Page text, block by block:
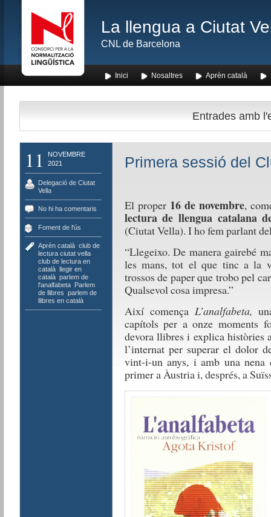
La llengua a Ciutat
CNL de Barcelona
Inici Nosaltres Aprèn català
Entrades amb
11
NOVEMBRE
2021
Delegació de Ciutat
Vella
No hi ha comentaris
Foment de l'ús
Aprèn català, club de
lectura ciutat vella,
club de lectura en
català, llegir en
català, parlem de
l'analfabeta, Parlem
de llibres parlem de
llibres en català
Primera sessió del
El proper 16 de novembre,
lectura de llengua catalana
(Ciutat Vella). I ho fem parlant
“Llegeixo. De manera gairebé
les mans, tot el que tinc a la
trossos de paper que trobo pel
Qualsevol cosa impresa.”
Així comença L’analfabeta,
capítols per a onze moments
devora llibres i explica històries
l’internat per superar el dolor
vint-i-un anys, i amb una nena
primer a Àustria i, després, a